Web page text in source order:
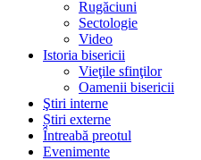
Rugăciuni
Sectologie
Video
Istoria bisericii
Vieţile sfinţilor
Oamenii bisericii
Ştiri interne
Știri externe
Întreabă preotul
Evenimente